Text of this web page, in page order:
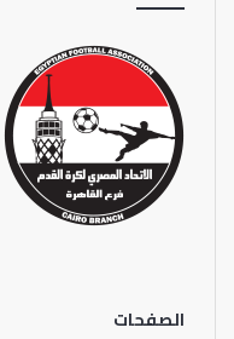
مباراة، في المركز الخامس
66 نقطة من 36 جولة.
الصفحات